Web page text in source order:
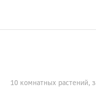
10 комнатных растений,